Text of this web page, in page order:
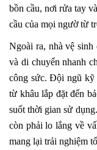
bồn cầu, nơi rửa tay
cầu của mọi ngườ từ
Ngoài ra, nhà vệ
và di chuyển nhanh
công sức. Đội ngũ kỹ
từ khâu lắp đặt đến
suốt thời gian sử
còn phải lo lắng về
mang lại trải nghiệm